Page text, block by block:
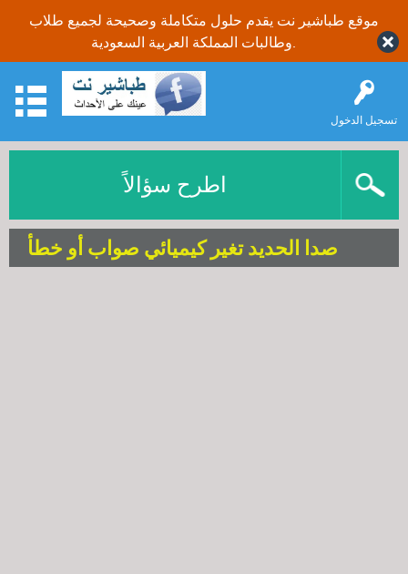
موقع طباشير نت يقدم حلول متكاملة وصحيحة لجميع طلاب
تسجيل الدخول
اطرح سؤالاً
صدا الحديد تغير كيميائي صواب أو خطأ